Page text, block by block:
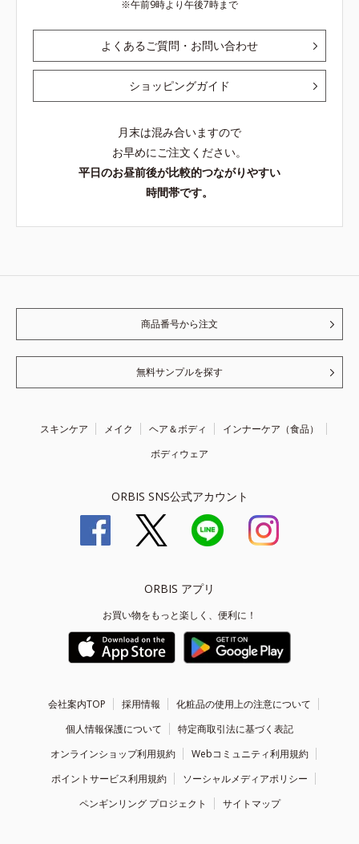
午前9時より午後7時まで
よくあるご質問・お問い合わせ
ショッピングガイド
月末は混み合いますので
お早めにご注文ください。
平日のお昼前後が比較的つながりやすい
時間帯です。
商品番号から注文
無料サンプルを探す
スキンケア メイク ヘア＆ボディ
インナーケア（食品）
ボディウェア
ORBIS SNS公式アカウント
ORBIS アプリ
お買い物をもっと楽しく、便利に！
会社案内TOP 採用情報
化粧品の使用上の注意について
個人情報保護について
特定商取引法に基づく表記
オンラインショップ利用規約
Webコミュニティ利用規約
ポイントサービス利用規約
ソーシャルメディアポリシー
ペンギンリング プロジェクト
サイトマップ